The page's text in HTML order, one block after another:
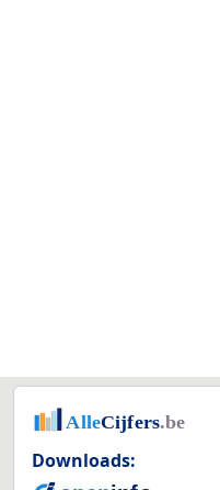
Downloads: